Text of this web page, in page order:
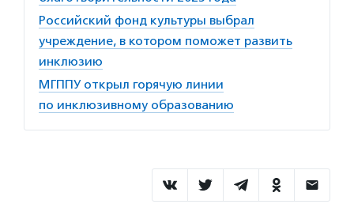
Российский фонд культуры выбрал
учреждение, в котором поможет развить
инклюзию
МГППУ открыл горячую линии
по инклюзивному образованию